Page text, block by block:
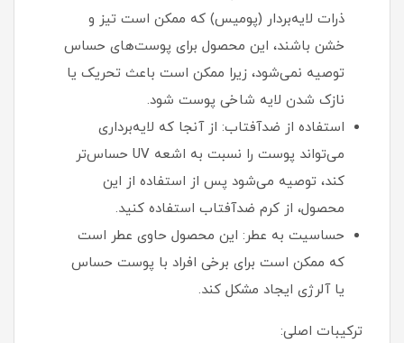
ذرات لایه‌بردار (پومیس) که ممکن است تیز و
خشن باشند، این محصول برای پوست‌های حساس
توصیه نمی‌شود، زیرا ممکن است باعث تحریک یا
نازک شدن لایه شاخی پوست شود.
استفاده از ضدآفتاب: از آنجا که لایه‌برداری
می‌تواند پوست را نسبت به اشعه UV حساس‌تر
کند، توصیه می‌شود پس از استفاده از این
محصول، از کرم ضدآفتاب استفاده کنید.
حساسیت به عطر: این محصول حاوی عطر است
که ممکن است برای برخی افراد با پوست حساس
یا آلرژی ایجاد مشکل کند.
ترکیبات اصلی: